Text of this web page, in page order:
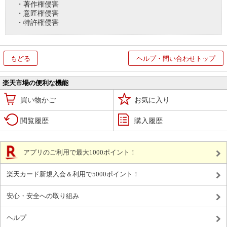
・著作権侵害
・意匠権侵害
・特許権侵害
もどる ヘルプ・問い合わせトップ
楽天市場の便利な機能
買い物かご お気に入り
閲覧履歴 購入履歴
アプリのご利用で最大1000ポイント！
楽天カード新規入会＆利用で5000ポイント！
安心・安全への取り組み
ヘルプ